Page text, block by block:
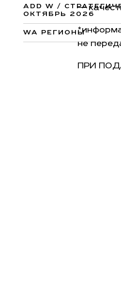
—
не
ПРИ
ADD W /
ОКТЯБРЬ 2026
WA РЕГИОНЫ